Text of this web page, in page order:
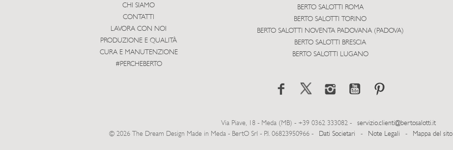
CHI SIAMO
CONTATTI
LAVORA CON NOI
PRODUZIONE E QUALITÀ
CURA E MANUTENZIONE
#PERCHEBERTO
BERTO SALOTTI ROMA
BERTO SALOTTI TORINO
BERTO SALOTTI NOVENTA PADOVANA (PADOVA)
BERTO SALOTTI BRESCIA
BERTO SALOTTI LUGANO
Via Piave, 18 - Meda (MB) - +39 0362 333082 -
servizio.clienti@bertosalotti.it
© 2026 The Dream Design Made in Meda - BertO Srl - P.I. 06823950966 -
Dati Societari - Note Legali - Mappa del sito